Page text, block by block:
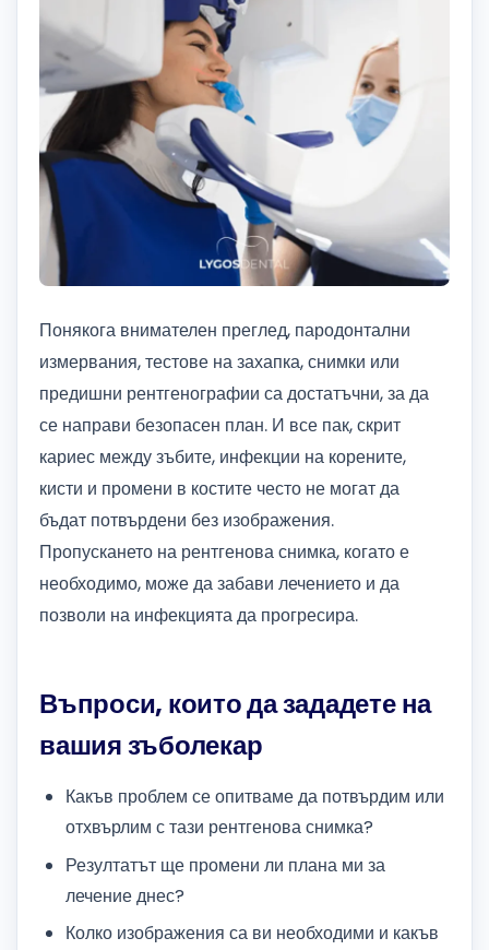
Понякога внимателен преглед, пародонтални
измервания, тестове на захапка, снимки или
предишни рентгенографии са достатъчни, за да
се направи безопасен план. И все пак, скрит
кариес между зъбите, инфекции на корените,
кисти и промени в костите често не могат да
бъдат потвърдени без изображения.
Пропускането на рентгенова снимка, когато е
необходимо, може да забави лечението и да
позволи на инфекцията да прогресира.
Въпроси, които да зададете на
вашия зъболекар
Какъв проблем се опитваме да потвърдим или
отхвърлим с тази рентгенова снимка?
Резултатът ще промени ли плана ми за
лечение днес?
Колко изображения са ви необходими и какъв